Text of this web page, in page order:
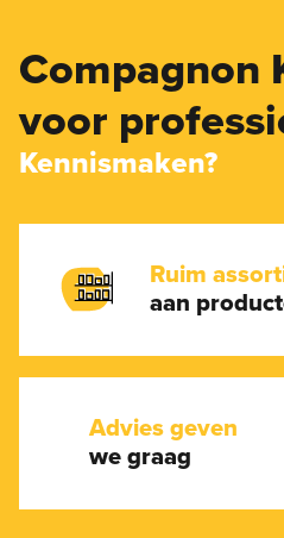
Compagnon
voor
Kennismaken?
Ruim
aan
Advies geven
we graag